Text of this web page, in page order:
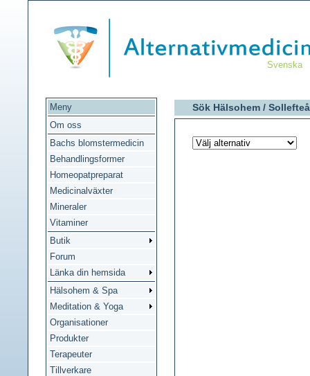
Svenska
Meny
Om oss
Bachs blomstermedicin
Behandlingsformer
Homeopatpreparat
Medicinalväxter
Mineraler
Vitaminer
Butik
Forum
Länka din hemsida
Hälsohem & Spa
Meditation & Yoga
Organisationer
Produkter
Terapeuter
Tillverkare
Sök Hälsohem / Sollefteå